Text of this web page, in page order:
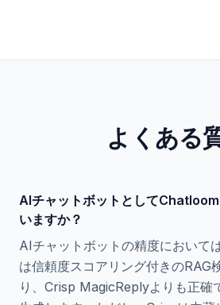
よくある
AIチャットボットとして
いますか？
AIチャットボットの精度において
は信頼度スコアリング付きのRAG
り、Crisp MagicReplyよりも正確